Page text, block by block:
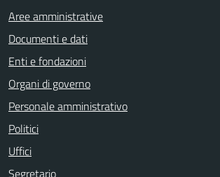
Aree amministrative
Documenti e dati
Enti e fondazioni
Organi di governo
Personale amministrativo
Politici
Uffici
Segretario